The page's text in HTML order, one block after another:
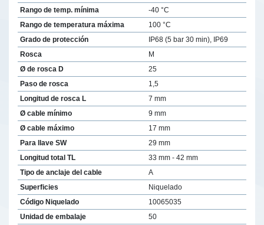
Rango de temp. mínima
-40 °C
Rango de temperatura máxima
100 °C
Grado de protección
IP68 (5 bar 30 min), IP69
Rosca
M
Ø de rosca D
25
Paso de rosca
1,5
Longitud de rosca L
7 mm
Ø cable mínimo
9 mm
Ø cable máximo
17 mm
Para llave SW
29 mm
Longitud total TL
33 mm - 42 mm
Tipo de anclaje del cable
A
Superficies
Niquelado
Código Niquelado
10065035
Unidad de embalaje
50